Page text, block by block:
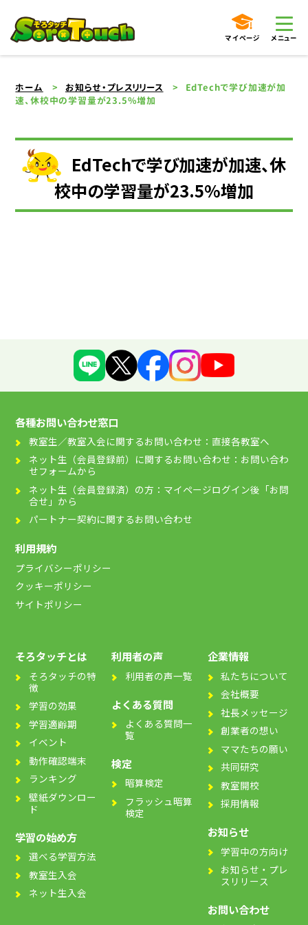
マイページ メニュー
ホーム お知らせ・プレスリリース
EdTechで学び加速が加
速、休校中の学習量が23.5%増加
EdTechで学び加速が加速、休
校中の学習量が23.5%増加
各種お問い合わせ窓口
教室生／教室入会に関するお問い合わせ：直接各教室へ
ネット生（会員登録前）に関するお問い合わせ：お問い合わ
せフォームから
ネット生（会員登録済）の方：マイページログイン後「お問
合せ」から
パートナー契約に関するお問い合わせ
利用規約
プライバシーポリシー
クッキーポリシー
サイトポリシー
そろタッチとは
そろタッチの特
徴
学習の効果
学習適齢期
イベント
動作確認端末
ランキング
壁紙ダウンロー
ド
学習の始め方
選べる学習方法
教室生入会
ネット生入会
利用者の声
利用者の声一覧
よくある質問
よくある質問一
覧
検定
暗算検定
フラッシュ暗算
検定
企業情報
私たちについて
会社概要
社長メッセージ
創業者の想い
ママたちの願い
共同研究
教室開校
採用情報
お知らせ
学習中の方向け
お知らせ・プレ
スリリース
お問い合わせ